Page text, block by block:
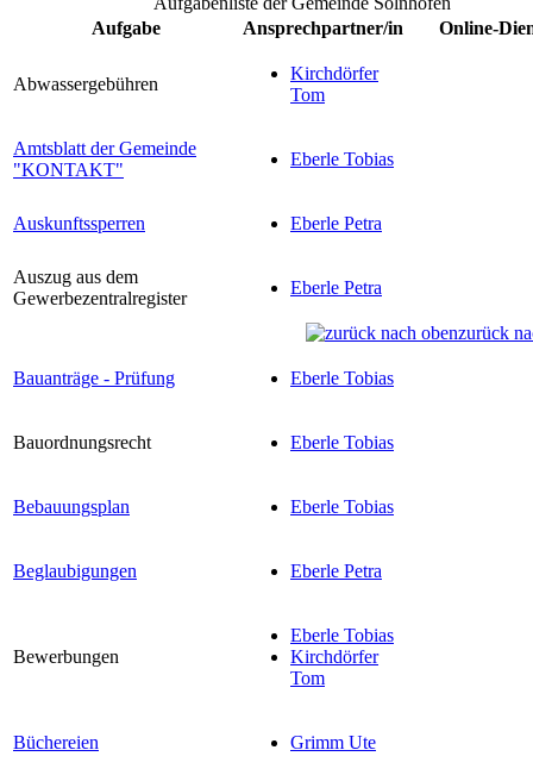
Aufgabe
Ansprechpartner/in Online-
Abwassergebühren
Kirchdörfer
Tom
Amtsblatt der Gemeinde
"KONTAKT"
Eberle Tobias
Auskunftssperren Eberle Petra
Auszug aus dem
Gewerbezentralregister
Eberle Petra
zurück
Bauanträge - Prüfung Eberle Tobias
Bauordnungsrecht Eberle Tobias
Bebauungsplan Eberle Tobias
Beglaubigungen Eberle Petra
Bewerbungen
Eberle Tobias
Kirchdörfer
Tom
Büchereien Grimm Ute